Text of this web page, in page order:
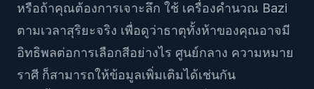
หรือถ้าคุณต้องการเจาะลึก ใช้ เครื่องคำนวณ Bazi
ตามเวลาสุริยะจริง เพื่อดูว่าธาตุทั้งห้าของคุณอาจมี
อิทธิพลต่อการเลือกสีอย่างไร ศูนย์กลาง ความหมาย
ราศี ก็สามารถให้ข้อมูลเพิ่มเติมได้เช่นกัน